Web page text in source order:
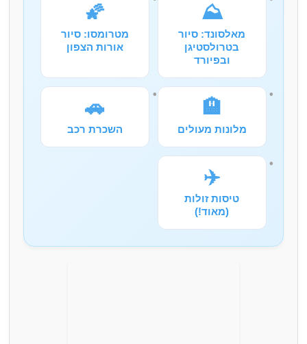
⛰️
מאלסונד: סיור
בטרולסטיגן
ובפיורד
🌠
מטרומסו: סיור
אורות הצפון
🏨
מלונות מעולים
🚗
השכרת רכב
✈️
טיסות זולות
(מאוד!)